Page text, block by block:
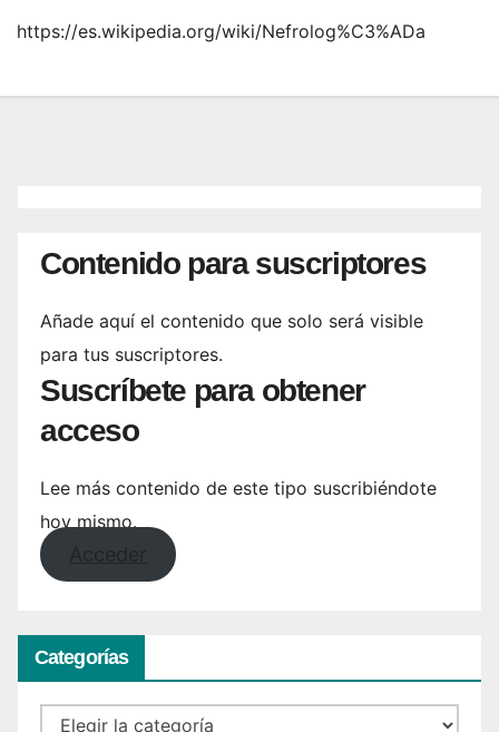
https://es.wikipedia.org/wiki/Nefrolog%C3%ADa
Contenido para suscriptores
Añade aquí el contenido que solo será visible
para tus suscriptores.
Suscríbete para obtener
acceso
Lee más contenido de este tipo suscribiéndote
hoy mismo.
Acceder
Categorías
Categorías